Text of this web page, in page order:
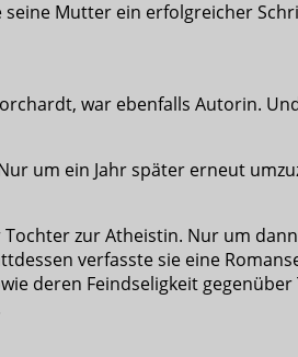
Mutter ein erfolgreicher
war ebenfalls Autorin.
um ein Jahr später erneut
zur Atheistin. Nur um
verfasste sie eine
deren Feindseligkeit